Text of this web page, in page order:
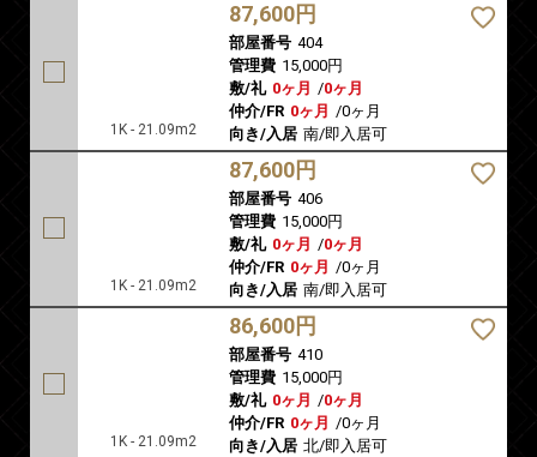
1K - 21.09m2
87,600円
部屋番号 404
管理費 15,000円
敷/礼 0ヶ月 /0ヶ月
仲介/FR 0ヶ月 /0ヶ月
向き/入居 南/即入居可
1K - 21.09m2
87,600円
部屋番号 406
管理費 15,000円
敷/礼 0ヶ月 /0ヶ月
仲介/FR 0ヶ月 /0ヶ月
向き/入居 南/即入居可
1K - 21.09m2
86,600円
部屋番号 410
管理費 15,000円
敷/礼 0ヶ月 /0ヶ月
仲介/FR 0ヶ月 /0ヶ月
向き/入居 北/即入居可